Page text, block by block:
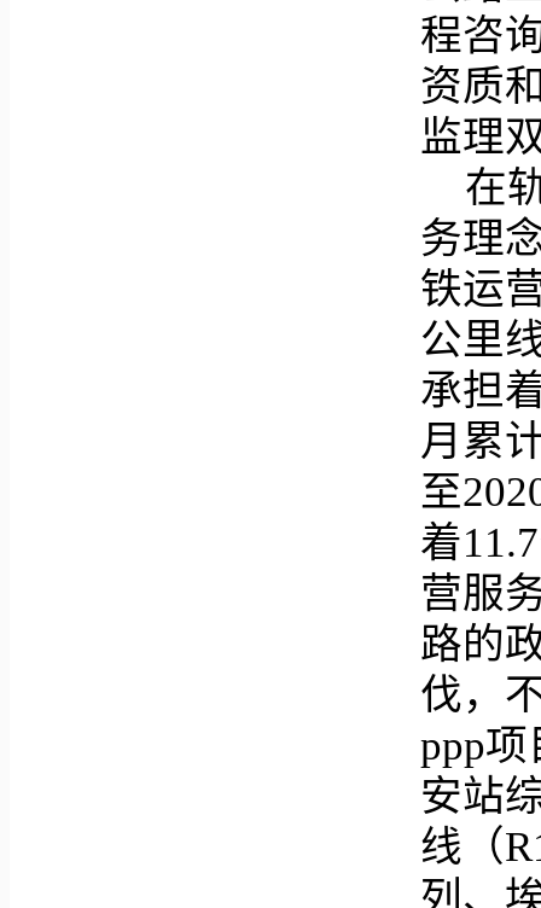
程咨
资质
监理
在
务理
铁运
公里
承担
月累
至
着
营服
路的
伐，
ppp
安站
线（
列、